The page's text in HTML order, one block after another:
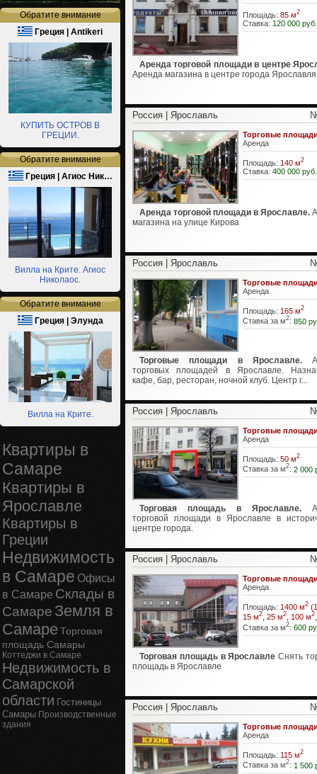
Обратите внимание
Греция | Antikeri
КУПИТЬ ОСТРОВ В
ГРЕЦИИ.
Обратите внимание
Греция | Агиос Ник…
Вилла на Крите. Агиос
Николаос.
Обратите внимание
Греция | Элунда
Вилла на Крите.
Квартиры в
Самаре
Квартиры в
Ярославле
Квартиры в
Греции
Недвижимость
в Самаре Офисы
в Самаре Склады в
Самаре Земля в
СамареТорговая
площадь Самары
Коттеджи в Самаре
Недвижимость в
Самарской
области Гостиницы
Самары Производственные
здания
Площадь: 85 м2
Ставка: 120 000 руб.
Аренда торговой площади в центре
Аренда магазина в центре города
Россия | Ярославль
Торговые
Аренда
Площадь: 140 м2
Ставка: 400 000 руб.
Аренда торговой площади в Ярославле.
магазина на улице Кирова
Россия | Ярославль
Торговые
Аренда
Площадь: 165 м2
Ставка за м2: 850
Торговые площади в Ярославле.
торговых площадей в Ярославле.
кафе, бар, ресторан, ночной клуб. Центр г...
Россия | Ярославль
Торговые
Аренда
Площадь: 50 м2
Ставка за м2: 2 000
Торговая площадь в Ярославле.
торговой площади в Ярославле в
центре города.
Россия | Ярославль
Торговые
Аренда
Площадь: 1400 м2
15 м2 , 25 м2 , 100 м2
Ставка за м2: 600
Торговая площадь в Ярославле Снять
площадь в Ярославле
Россия | Ярославль
Торговые
Аренда
Площадь: 115 м2
Ставка за м2: 1 500